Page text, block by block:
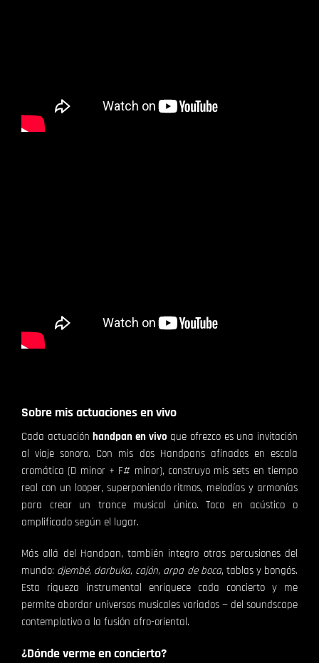
Sobre mis actuaciones en vivo
Cada actuaciónhandpan en vivo que ofrezco es una invitación
al viaje sonoro. Con mis dos Handpans afinados en escala
cromática (D minor + F# minor), construyo mis sets en tiempo
real con un looper, superponiendo ritmos, melodías y armonías
para crear un trance musical único. Toco en acústico o
amplificado según el lugar.
Más allá del Handpan, también integro otras percusiones del
mundo: djembé, darbuka, cajón, arpa de boca, tablas y bongós.
Esta riqueza instrumental enriquece cada concierto y me
permite abordar universos musicales variados — del soundscape
contemplativo a la fusión afro-oriental.
¿Dónde verme en concierto?